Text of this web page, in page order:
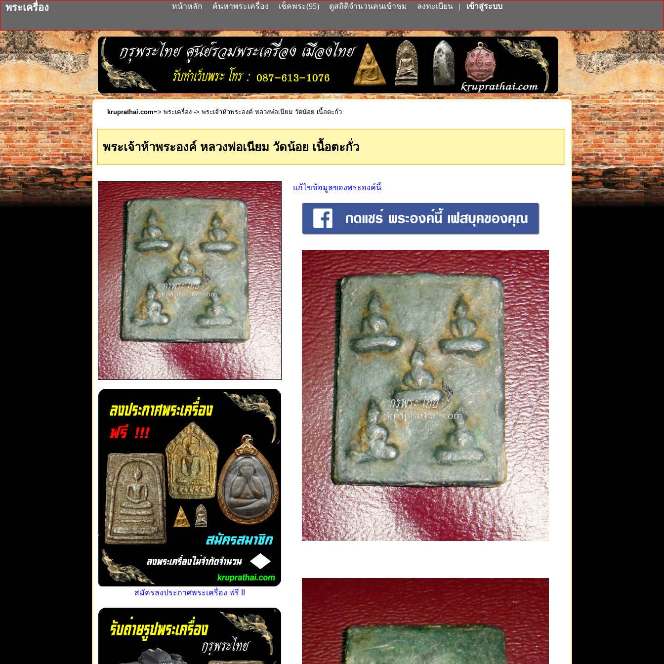
พระเครื่อง หน้าหลัก ค้นหาพระเครื่อง เช็คพระ(95) ดูสถิติจำนวนคนเข้าชม ลงทะเบียน | เข้าสู่ระบบ
kruprathai.com=> พระเครื่อง -> พระเจ้าห้าพระองค์ หลวงพ่อเนียม วัดน้อย เนื้อตะกั่ว
พระเจ้าห้าพระองค์ หลวงพ่อเนียม วัดน้อย เนื้อตะกั่ว
สมัครลงประกาศพระเครื่อง ฟรี !!
แก้ไขข้อมูลของพระองค์นี้